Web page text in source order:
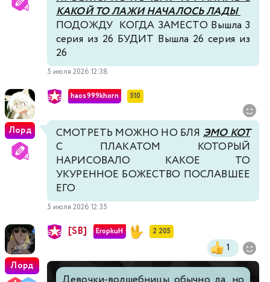
КАКОЙ ТО ЛАЖИ НАЧАЛОСЬ ЛАДЫ
ПОДОЖДУ КОГДА ЗАМЕСТО Вышла 3
серия из 26 БУДИТ Вышла 26 серия из
26
5 июля 2026 12:38
Лорд
haos999khorn 510
СМОТРЕТЬ МОЖНО НО БЛЯЭМО КОТ
С ПЛАКАТОМ КОТОРЫЙ
НАРИСОВАЛО КАКОЕ ТО
УКУРЕННОЕ БОЖЕСТВО ПОСЛАВШЕЕ
ЕГО
5 июля 2026 12:35
Лорд
[SB] EropkuH 2 205
1